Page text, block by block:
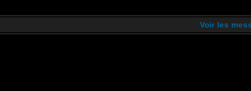
Voir les